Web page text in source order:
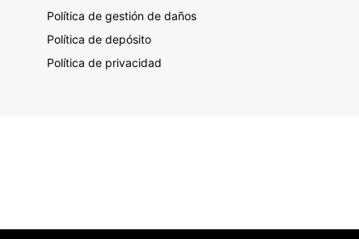
Política de gestión de daños
Política de depósito
Política de privacidad